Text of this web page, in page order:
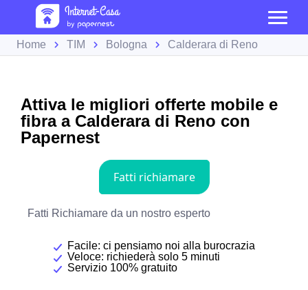
Home TIM Bologna Calderara di Reno